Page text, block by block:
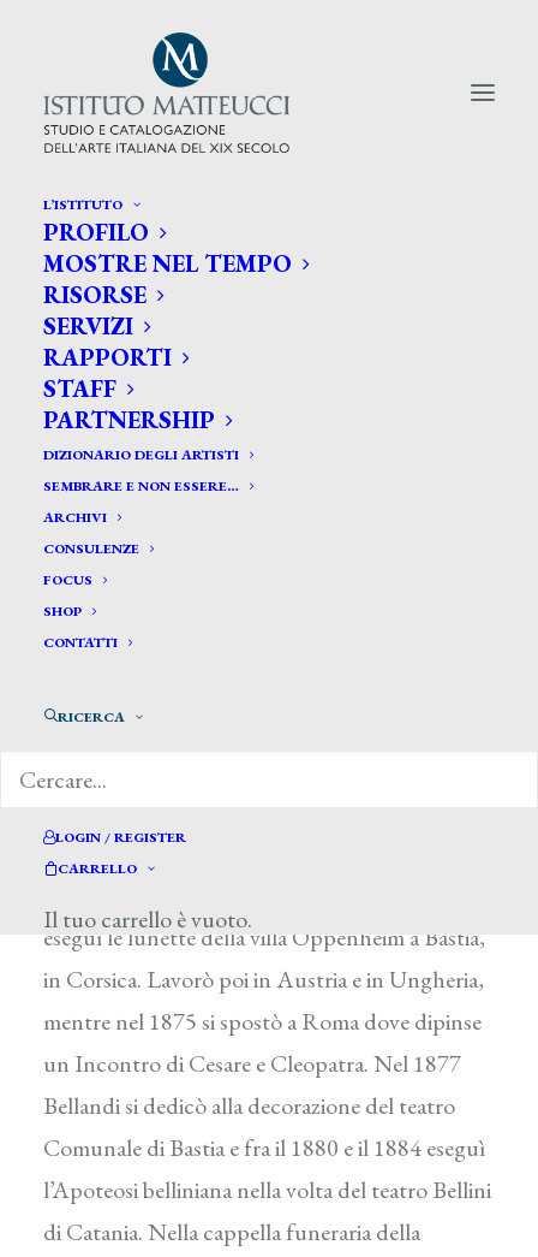
L’ISTITUTO
PROFILO
MOSTRE NEL TEMPO
RISORSE
SERVIZI
RAPPORTI
STAFF
PARTNERSHIP
DIZIONARIO DEGLI ARTISTI
SEMBRARE E NON ESSERE…
ARCHIVI
CONSULENZE
FOCUS
SHOP
CONTATTI
RICERCA
LOGIN / REGISTER
CARRELLO
Il tuo carrello è vuoto.
CERCA TRA GLI ARTISTI:
Search
for:
Bellandi Ernesto *
BELLANDI ERNESTO
Dopo aver frequentato dal 1855 al 1859
stampa nel Palazzo delle Assicurazioni in piazza
eseguì le lunette della villa Oppenheim a Bastia,
in Corsica. Lavorò poi in Austria e in Ungheria,
mentre nel 1875 si spostò a Roma dove dipinse
un Incontro di Cesare e Cleopatra. Nel 1877
Bellandi si dedicò alla decorazione del teatro
Comunale di Bastia e fra il 1880 e il 1884 eseguì
l’Apoteosi belliniana nella volta del teatro Bellini
di Catania. Nella cappella funeraria della